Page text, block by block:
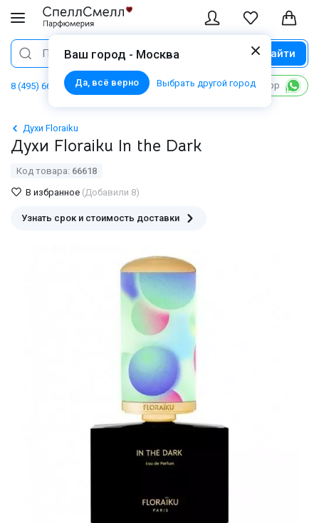
Ваш город - Москва
Да, всё верно Выбрать другой город
Поиск Найти
8 (495) 668 06 02 Написать в WhatsApp
Духи Floraiku
Духи Floraiku In the Dark
Код товара: 66618
В избранное (Добавили 8)
Узнать срок и стоимость доставки